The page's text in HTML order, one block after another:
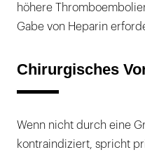
höhere
Gabe von Heparin
Chirurgisches
Wenn nicht durch eine
kontraindiziert, spricht